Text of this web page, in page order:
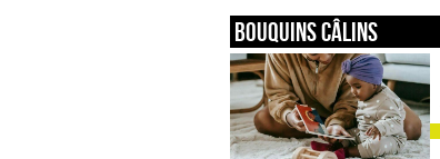
Bouquins câlins